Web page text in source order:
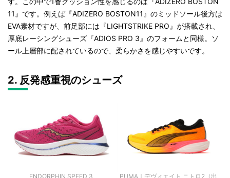
11 』です。 例えば『ADIZERO BOSTON11 』のミッドソール後方は
EVA素材ですが、前足部には『LIGHTSTRIKE PRO』が搭載され、
厚底レーシングシューズ『ADIOS PRO 3』のフォームと同様。ソ
ール上層部に配されているので、柔らかさを感じやすいです。
2. 反発感重視のシューズ
ENDORPHIN SPEED 3
PUMA｜デヴィエイト ニトロ2（出